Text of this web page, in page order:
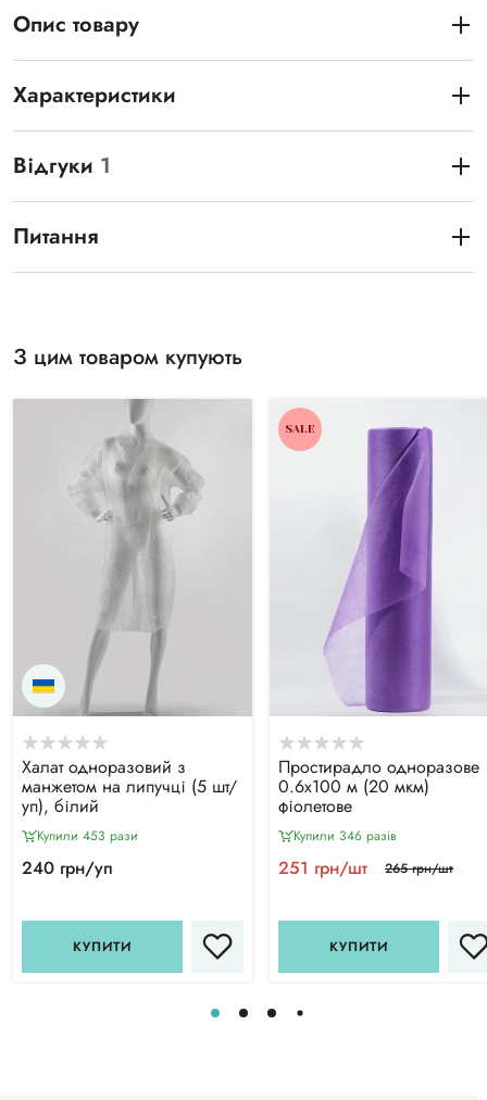
Опис товару
Характеристики
Відгуки 1
Питання
З цим товаром купують
Халат одноразовий з
манжетом на липучці (5 шт/
уп), білий
Купили 453 рази
240 грн/уп
КУПИТИ
SALE
Простирадло одноразове
0.6х100 м (20 мкм)
фіолетове
Купили 346 разiв
251 грн/шт 265 грн/шт
КУПИТИ